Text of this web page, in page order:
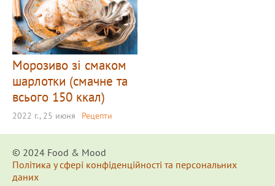
Морозиво зі смаком
шарлотки (смачне та
всього 150 ккал)
2022 г., 25 июня Рецепти
© 2024 Food & Мood
Політика у сфері конфіденційності та персональних
даних